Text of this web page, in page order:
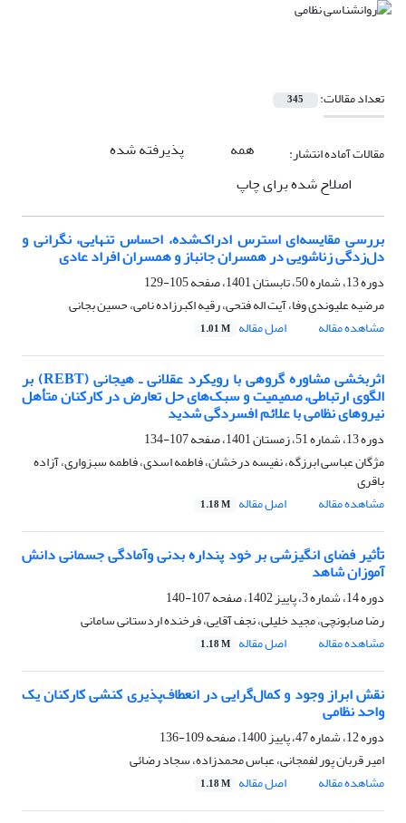
تعداد مقالات: 345
مقالات آماده انتشار: همه
پذیرفته شده
اصلاح شده برای چاپ
بررسی مقایسه‌ای استرس ادراک‌شده، احساس تنهایی، نگرانی و
دل‌زدگی زناشویی در همسران جانباز و همسران افراد عادی
دوره 13، شماره 50، تابستان 1401، صفحه
105-129
مرضیه علیوندی وفا، آیت اله فتحی، رقیه اکبرزاده نامی، حسین بجانی
مشاهده مقاله
اصل مقاله 1.01 M
اثربخشی مشاوره گروهی با رویکرد عقلانی ـ هیجانی (REBT) بر
الگوی ارتباطی، صمیمیت و سبک‌های حل تعارض در کارکنان متأهل
نیروهای نظامی با علائم افسردگی شدید
دوره 13، شماره 51، زمستان 1401، صفحه
107-134
مژگان عباسی ابرزگه، نفیسه درخشان، فاطمه اسدی، فاطمه سبزواری، آزاده
باقری
مشاهده مقاله
اصل مقاله 1.18 M
تأثیر فضای انگیزشی بر خود پنداره بدنی وآمادگی جسمانی دانش
آموزان شاهد
دوره 14، شماره 3، پاییز 1402، صفحه
107-140
رضا صابونچی، مجید خلیلی، نجف آقایی، فرخنده اردستانی سامانی
مشاهده مقاله
اصل مقاله 1.18 M
نقش ابراز وجود و کمال‌گرایی در انعطاف‌پذیری کنشی کارکنان یک
واحد نظامی
دوره 12، شماره 47، پاییز 1400، صفحه
109-136
امیر قربان پور لفمجانی، عباس محمدزاده، سجاد رضائی
مشاهده مقاله
اصل مقاله 1.18 M